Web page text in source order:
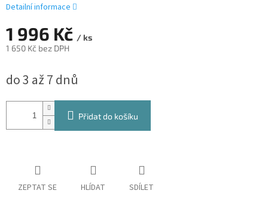
1 996 Kč / ks
1 650 Kč bez DPH
cena:
do 3 až 7 dnů
Přidat do košíku
Detailní informace
ZEPTAT SE HLÍDAT SDÍLET